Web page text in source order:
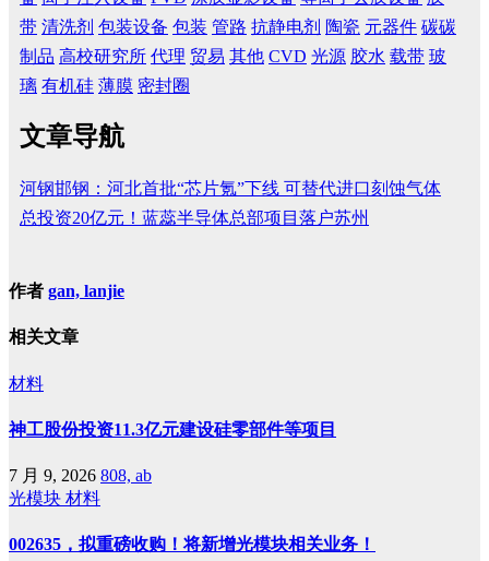
带 清洗剂 包装设备 包装 管路 抗静电剂 陶瓷 元器件 碳碳
制品 高校研究所 代理 贸易 其他 CVD 光源 胶水 载带 玻
璃 有机硅 薄膜 密封圈
文章导航
河钢邯钢：河北首批“芯片氪”下线 可替代进口刻蚀气体
总投资20亿元！蓝蕊半导体总部项目落户苏州
作者 gan, lanjie
相关文章
材料
神工股份投资11.3亿元建设硅零部件等项目
7 月 9, 2026 808, ab
光模块 材料
002635，拟重磅收购！将新增光模块相关业务！